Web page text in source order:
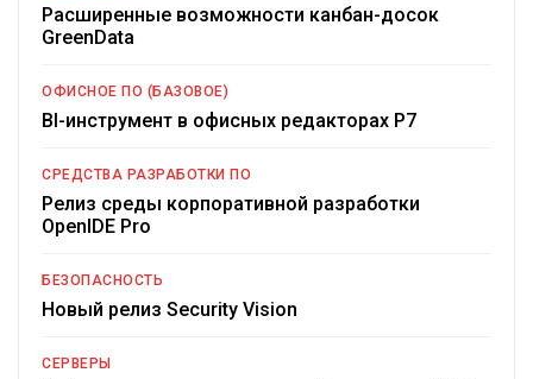
Расширенные возможности канбан-досок
GreenData
ОФИСНОЕ ПО (БАЗОВОЕ)
BI-инструмент в офисных редакторах Р7
СРЕДСТВА РАЗРАБОТКИ ПО
Релиз среды корпоративной разработки
OpenIDE Pro
БЕЗОПАСНОСТЬ
Новый релиз Security Vision
СЕРВЕРЫ